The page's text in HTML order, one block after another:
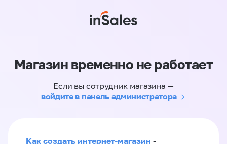
Магазин временно не работает
Если вы сотрудник магазина —
войдите в панель администратора
Как создать интернет-магазин -